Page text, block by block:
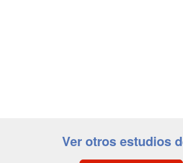
Ver otros estudios